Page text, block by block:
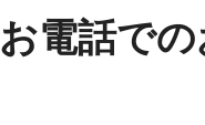
お電話で